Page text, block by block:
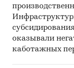
оказывали
каботажных